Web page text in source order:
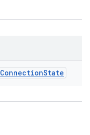
ConnectionState